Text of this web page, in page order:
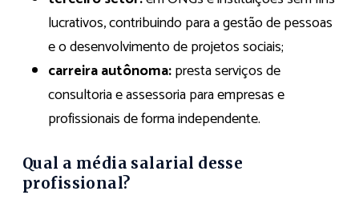
lucrativos, contribuindo para a gestão de pessoas
e o desenvolvimento de projetos sociais;
carreira autônoma:presta serviços de
consultoria e assessoria para empresas e
profissionais de forma independente.
Qual a média salarial desse
profissional?